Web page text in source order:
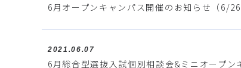
6月オープンキャンパス開催のお知らせ（6/26
2021.06.07
6月総合型選抜入試個別相談会&ミニオープン